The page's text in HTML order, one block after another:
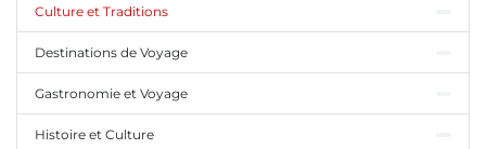
Culture et Traditions
Destinations de Voyage
Gastronomie et Voyage
Histoire et Culture